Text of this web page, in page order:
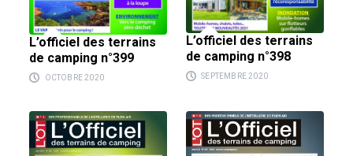
L’officiel des terrains
de camping n°399
OCTOBRE 2020
L’officiel des terrains
de camping n°398
SEPTEMBRE 2020